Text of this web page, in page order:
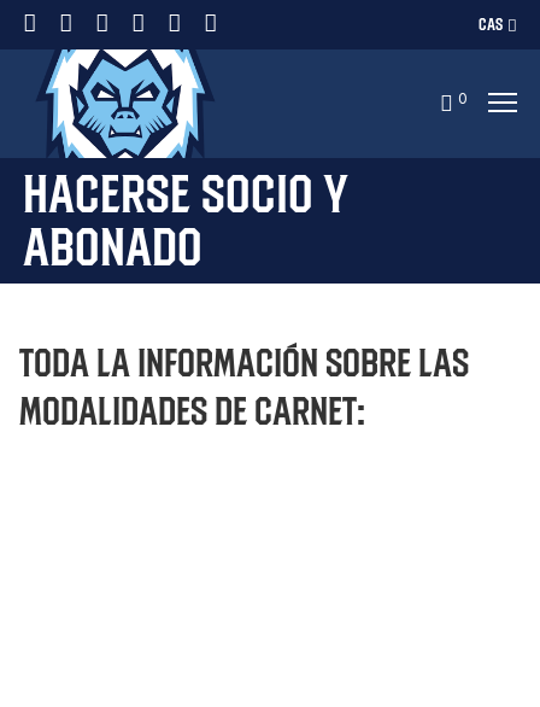
CAS
0
Hacerse Socio y
Abonado
Toda la información sobre las
modalidades de carnet: